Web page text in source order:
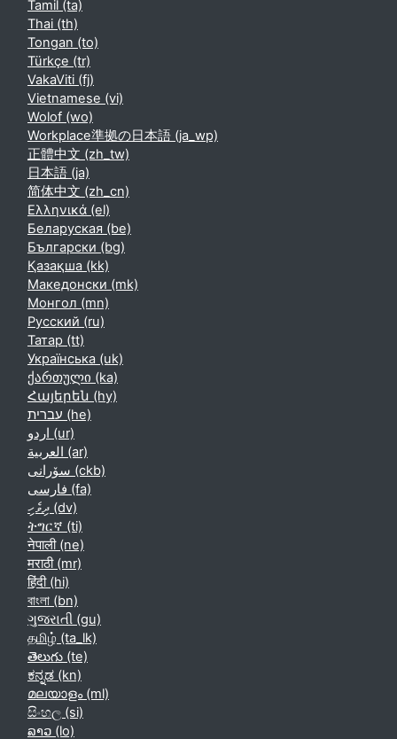
Tamil ‎(ta)‎
Thai ‎(th)‎
Tongan ‎(to)‎
Türkçe ‎(tr)‎
VakaViti ‎(fj)‎
Vietnamese ‎(vi)‎
Wolof ‎(wo)‎
Workplace準拠の日本語 ‎(ja_wp)‎
正體中文 ‎(zh_tw)‎
日本語 ‎(ja)‎
简体中文 ‎(zh_cn)‎
Ελληνικά ‎(el)‎
Беларуская ‎(be)‎
Български ‎(bg)‎
Қазақша ‎(kk)‎
Македонски ‎(mk)‎
Монгол ‎(mn)‎
Русский ‎(ru)‎
Татар ‎(tt)‎
Українська ‎(uk)‎
ქართული ‎(ka)‎
Հայերեն ‎(hy)‎
עברית ‎(he)‎
اردو ‎(ur)‎
العربية ‎(ar)‎
سۆرانی ‎(ckb)‎
فارسی ‎(fa)‎
ދިވެހި ‎(dv)‎
ትግርኛ ‎(ti)‎
नेपाली ‎(ne)‎
मराठी ‎(mr)‎
हिंदी ‎(hi)‎
বাংলা ‎(bn)‎
ગુજરાતી ‎(gu)‎
தமிழ் ‎(ta_lk)‎
తెలుగు ‎(te)‎
ಕನ್ನಡ ‎(kn)‎
മലയാളം ‎(ml)‎
සිංහල ‎(si)‎
ລາວ ‎(lo)‎